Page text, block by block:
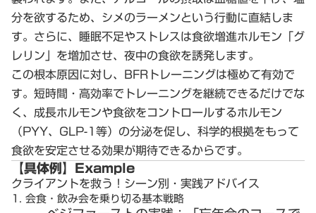
分を欲するため、シメのラーメンという行動に直結しま
す。さらに、睡眠不足やストレスは食欲増進ホルモン「グ
レリン」を増加させ、夜中の食欲を誘発します。
この根本原因に対し、BFRトレーニングは極めて有効で
す。 短時間・高効率でトレーニングを継続できるだけでな
く、成長ホルモンや食欲をコントロールするホルモン
（PYY、GLP-1等）の分泌を促し、 科学的根拠をもって
食欲を安定させる効果が期待できるからです。
【具体例】Example
クライアントを救う！シーン別・実践アドバイス
1. 会食・飲み会を乗り切る基本戦略